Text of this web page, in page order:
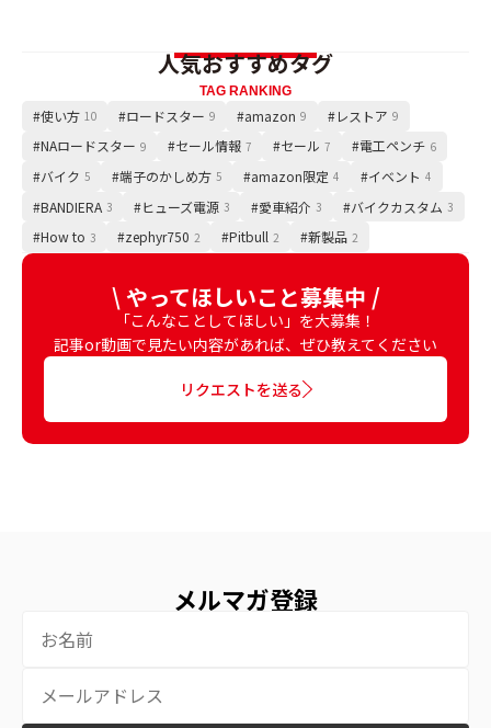
人気おすすめタグ
TAG RANKING
#使い方 10 #ロードスター 9 #amazon 9 #レストア 9
#NAロードスター 9 #セール情報 7 #セール 7 #電工ペンチ 6
#バイク 5 #端子のかしめ方 5 #amazon限定 4 #イベント 4
#BANDIERA 3 #ヒューズ電源 3 #愛車紹介 3 #バイクカスタム 3
#How to 3 #zephyr750 2 #Pitbull 2 #新製品 2
\ やってほしいこと募集中 /
「こんなことしてほしい」を大募集！
記事or動画で見たい内容があれば、ぜひ教えてください
リクエストを送る
メルマガ登録